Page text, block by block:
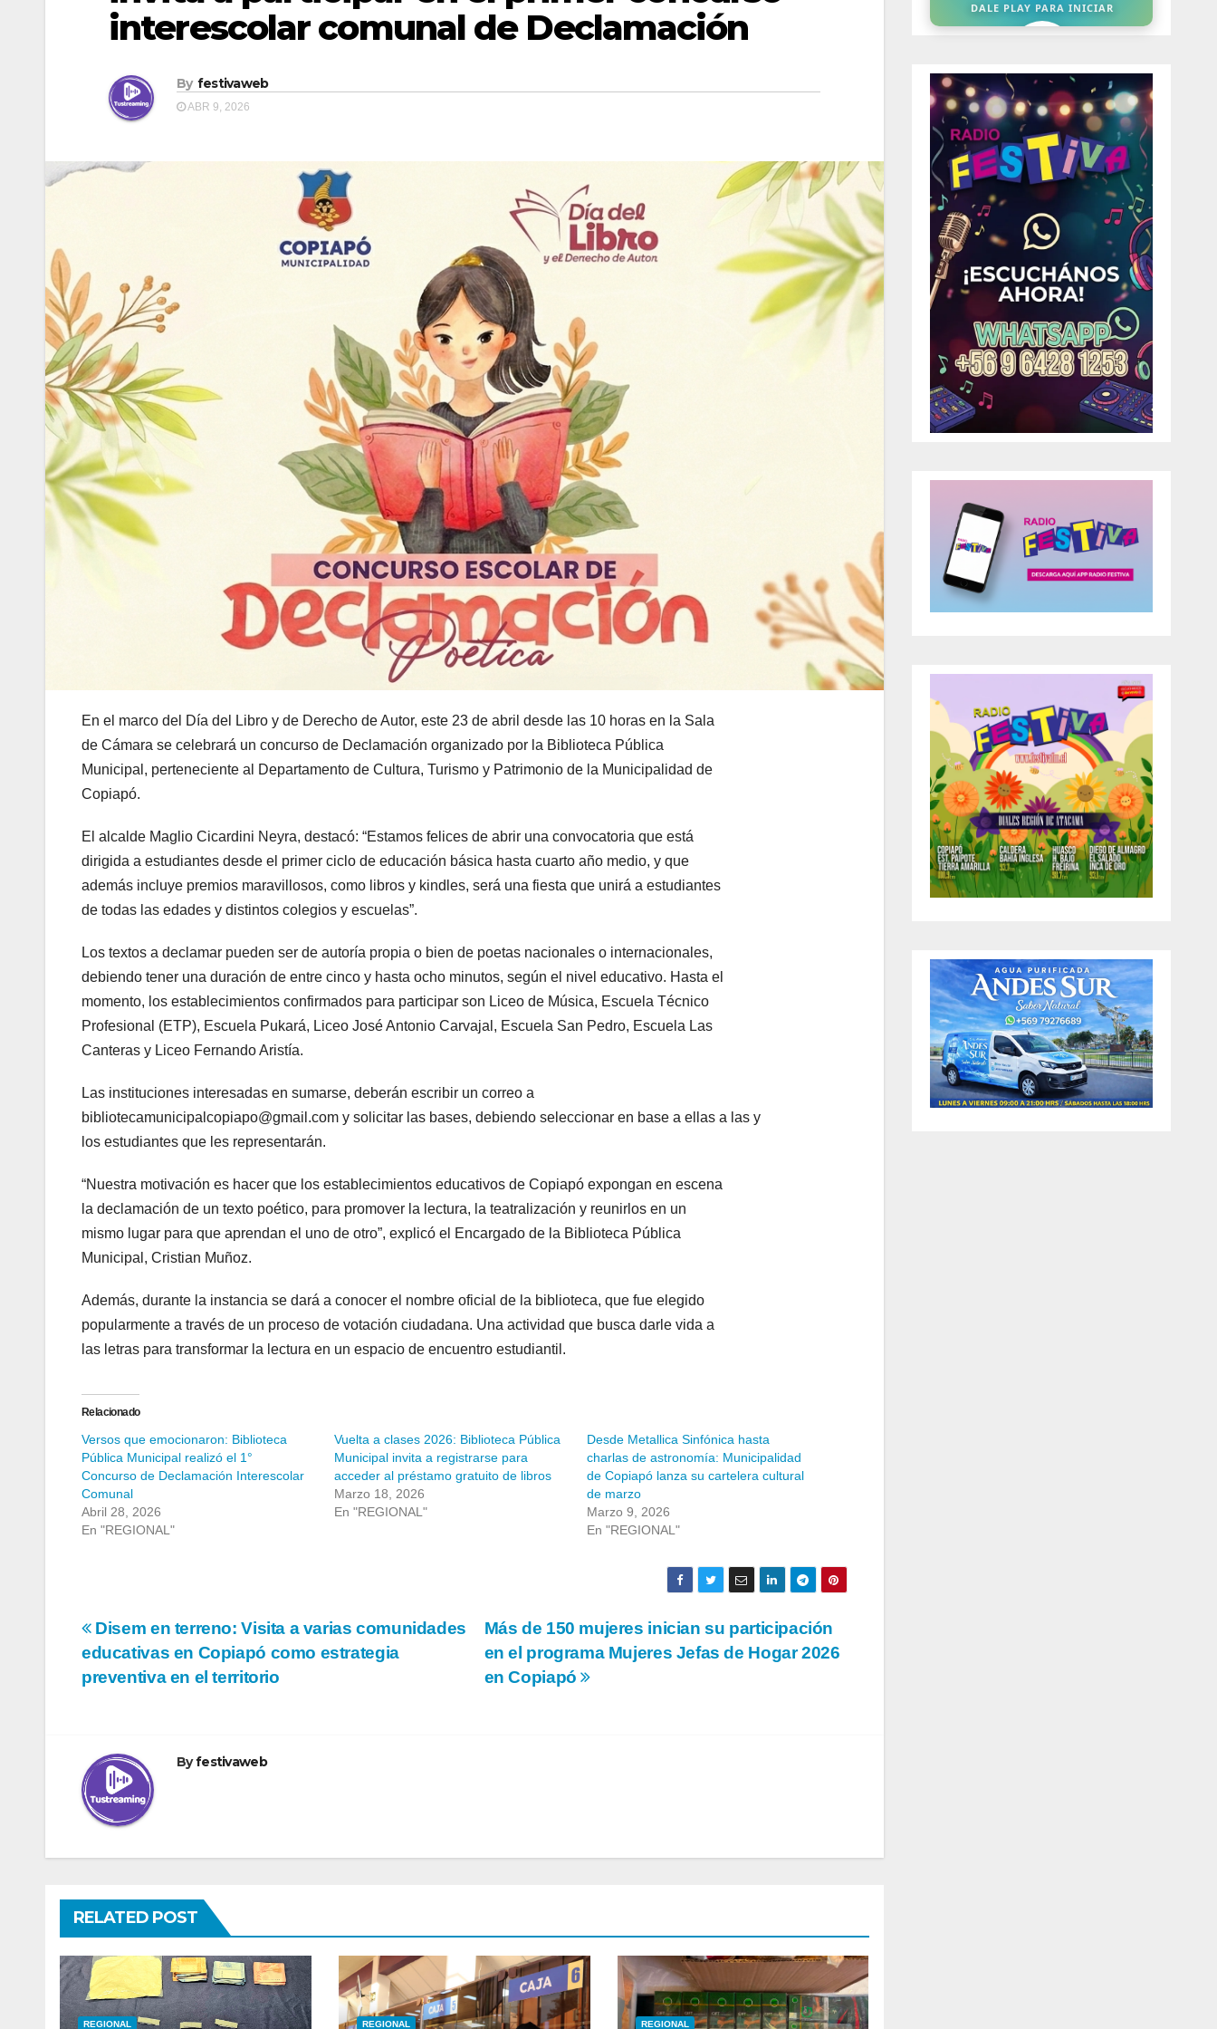
interescolar comunal de Declamación
By festivaweb
ABR 9, 2026
En el marco del Día del Libro y de Derecho de Autor, este 23 de abril desde las 10 horas en la Sala
de Cámara se celebrará un concurso de Declamación organizado por la Biblioteca Pública
Municipal, perteneciente al Departamento de Cultura, Turismo y Patrimonio de la Municipalidad de
Copiapó.
El alcalde Maglio Cicardini Neyra, destacó: “Estamos felices de abrir una convocatoria que está
dirigida a estudiantes desde el primer ciclo de educación básica hasta cuarto año medio, y que
además incluye premios maravillosos, como libros y kindles, será una fiesta que unirá a estudiantes
de todas las edades y distintos colegios y escuelas”.
Los textos a declamar pueden ser de autoría propia o bien de poetas nacionales o internacionales,
debiendo tener una duración de entre cinco y hasta ocho minutos, según el nivel educativo. Hasta el
momento, los establecimientos confirmados para participar son Liceo de Música, Escuela Técnico
Profesional (ETP), Escuela Pukará, Liceo José Antonio Carvajal, Escuela San Pedro, Escuela Las
Canteras y Liceo Fernando Aristía.
Las instituciones interesadas en sumarse, deberán escribir un correo a
bibliotecamunicipalcopiapo@gmail.com y solicitar las bases, debiendo seleccionar en base a ellas a las y
los estudiantes que les representarán.
“Nuestra motivación es hacer que los establecimientos educativos de Copiapó expongan en escena
la declamación de un texto poético, para promover la lectura, la teatralización y reunirlos en un
mismo lugar para que aprendan el uno de otro”, explicó el Encargado de la Biblioteca Pública
Municipal, Cristian Muñoz.
Además, durante la instancia se dará a conocer el nombre oficial de la biblioteca, que fue elegido
popularmente a través de un proceso de votación ciudadana. Una actividad que busca darle vida a
las letras para transformar la lectura en un espacio de encuentro estudiantil.
Relacionado
Versos que emocionaron: Biblioteca
Pública Municipal realizó el 1°
Concurso de Declamación Interescolar
Comunal
Abril 28, 2026
En "REGIONAL"
Vuelta a clases 2026: Biblioteca Pública
Municipal invita a registrarse para
acceder al préstamo gratuito de libros
Marzo 18, 2026
En "REGIONAL"
Desde Metallica Sinfónica hasta
charlas de astronomía: Municipalidad
de Copiapó lanza su cartelera cultural
de marzo
Marzo 9, 2026
En "REGIONAL"
Navegación
de
Más de 150 mujeres inician su participación
en el programa Mujeres Jefas de Hogar 2026
en Copiapó
Disem en terreno: Visita a varias comunidades
educativas en Copiapó como estrategia
preventiva en el territorio
Byfestivaweb
RELATED POST
REGIONAL REGIONAL REGIONAL